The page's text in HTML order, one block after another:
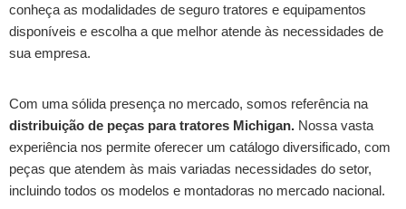
conheça as modalidades de seguro tratores e equipamentos
disponíveis e escolha a que melhor atende às necessidades de
sua empresa.
Com uma sólida presença no mercado, somos referência na
distribuição de peças para tratores Michigan. Nossa vasta
experiência nos permite oferecer um catálogo diversificado, com
peças que atendem às mais variadas necessidades do setor,
incluindo todos os modelos e montadoras no mercado nacional.